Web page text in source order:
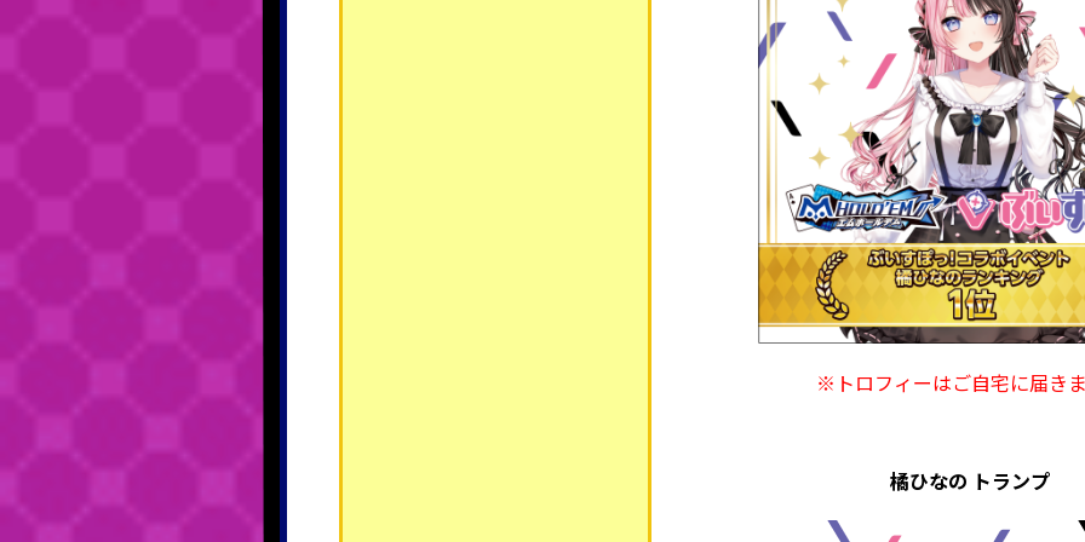
※トロフィーはご自宅に届き
橘ひなの トランプ